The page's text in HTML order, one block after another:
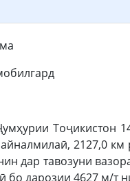
Тоҷикистон
2127,0
дар тавозуни
бо дарозии 4627 м/т